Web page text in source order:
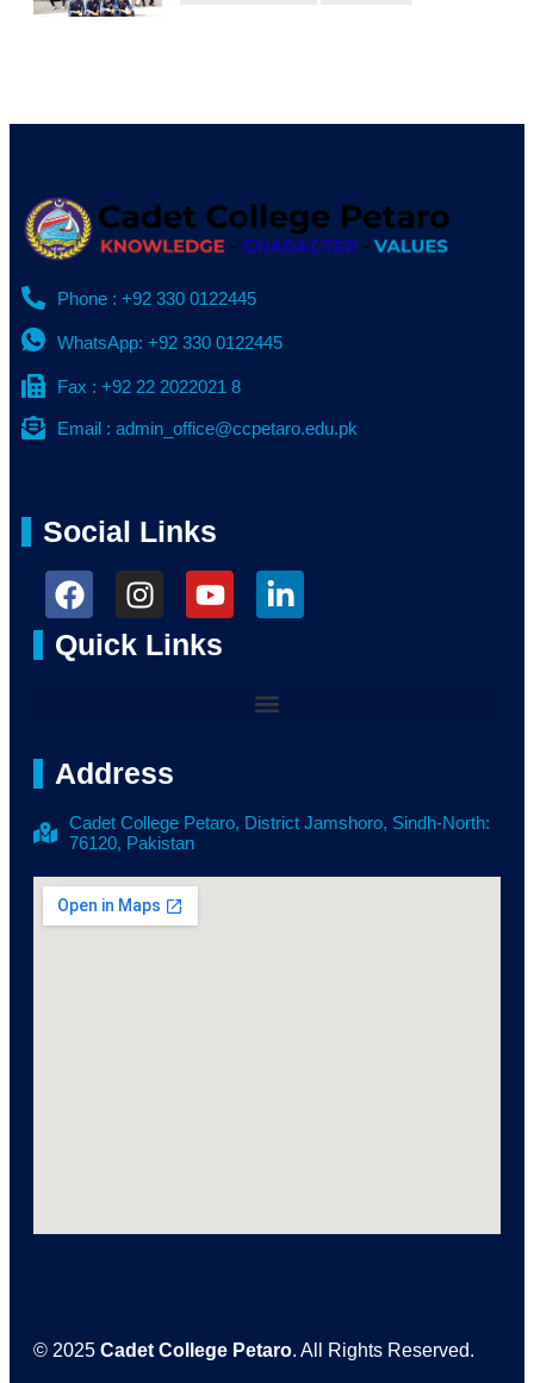
Phone : +92 330 0122445
WhatsApp: +92 330 0122445
Fax : +92 22 2022021 8
Email : admin_office@ccpetaro.edu.pk
Social Links
Quick Links
Address
Cadet College Petaro, District Jamshoro, Sindh-North:
76120, Pakistan
© 2025 Cadet College Petaro. All Rights Reserved.